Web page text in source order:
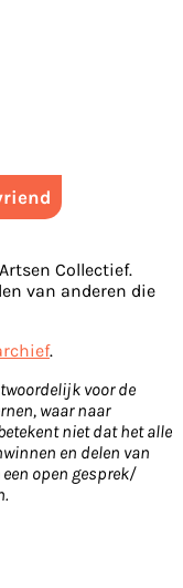
Collectief.
van anderen die
.
voor de
waar naar
niet dat het alle
en delen van
open gesprek/